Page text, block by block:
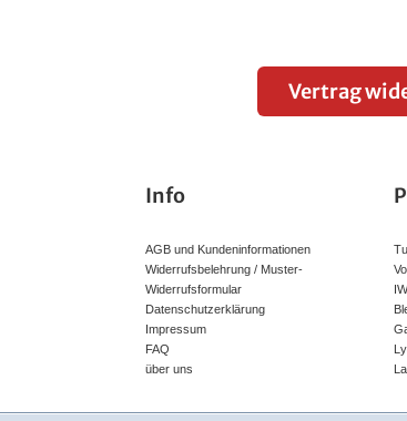
Vertrag
Info
AGB und Kundeninformationen
Widerrufsbelehrung / Muster-
Widerrufsformular
Datenschutzerklärung
Impressum
FAQ
über uns